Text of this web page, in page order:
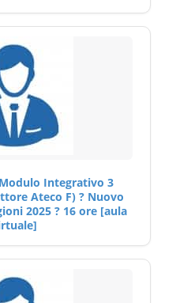
Modulo Integrativo 3
Ateco F) ? Nuovo
2025 ? 16 ore [aula